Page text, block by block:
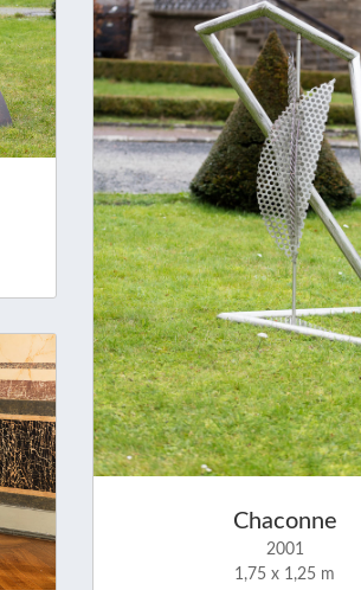
Chaconne
2001
1,75 x 1,25 m